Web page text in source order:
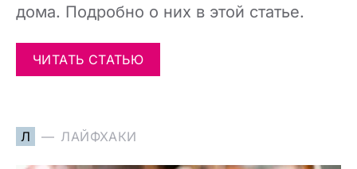
дома. Подробно о них в этой статье.
ЧИТАТЬ СТАТЬЮ
Л ЛАЙФХАКИ